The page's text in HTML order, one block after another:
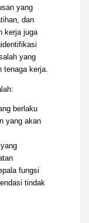
yang
dan
kerja juga
yang
kerja.
berlaku
yang akan
fungsi
tindak